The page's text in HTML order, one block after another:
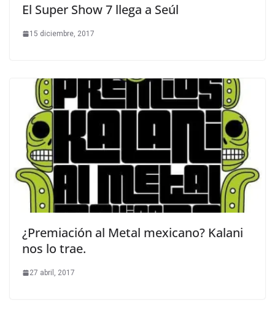
El Super Show 7 llega a Seúl
15 diciembre, 2017
¿Premiación al Metal mexicano? Kalani
nos lo trae.
27 abril, 2017